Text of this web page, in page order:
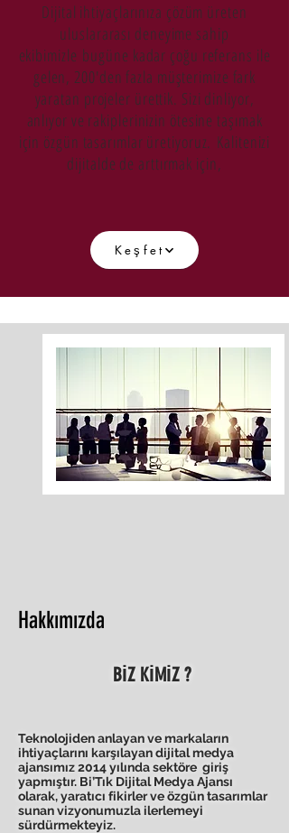
Dijital ihtiyaçlarınıza çözüm üreten
uluslararası deneyime sahip
ekibimizle bugüne kadar çoğu referans ile
gelen, 200'den fazla müşterimize fark
yaratan projeler ürettik. Sizi dinliyor,
anlıyor ve rakiplerinizin ötesine taşımak
için özgün tasarımlar üretiyoruz. Kalitenizi
dijitalde de arttırmak için,
Keşfet
Hakkımızda
BİZ KİMİZ ?
Teknolojiden anlayan ve markaların
ihtiyaçlarını karşılayan dijital medya
ajansımız 2014 yılında sektöre giriş
yapmıştır. Bi’Tık Dijital Medya Ajansı
olarak, yaratıcı fikirler ve özgün tasarımlar
sunan vizyonumuzla ilerlemeyi
sürdürmekteyiz.